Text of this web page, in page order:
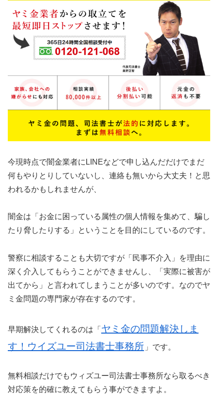
今現時点で闇金業者にLINEなどで申し込んだだけでまだ
何もやりとりしていないし、連絡も無いから大丈夫！と思
われるかもしれませんが、
闇金は「お金に困っている属性の個人情報を集めて、騙し
たり脅したりする」ということを目的にしているのです。
警察に相談することも大切ですが「民事不介入」を理由に
深く介入してもらうことができませんし、「実際に被害が
出てから」と言われてしまうことが多いのです。なのでヤ
ミ金問題の専門家が存在するのです。
早期解決してくれるのは「 ヤミ金の問題解決しま
す！ウイズユー司法書士事務所 」です。
無料相談だけでもウィズユー司法書士事務所なら取るべき
対応策を的確に教えてもらう事ができますよ。